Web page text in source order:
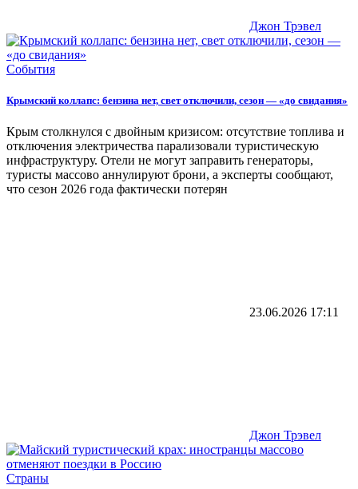
Джон Трэвел
События
Крымский коллапс: бензина нет, свет отключили, сезон — «до свидания»
Крым столкнулся с двойным кризисом: отсутствие топлива и
отключения электричества парализовали туристическую
инфраструктуру. Отели не могут заправить генераторы,
туристы массово аннулируют брони, а эксперты сообщают,
что сезон 2026 года фактически потерян
23.06.2026 17:11
Джон Трэвел
Страны